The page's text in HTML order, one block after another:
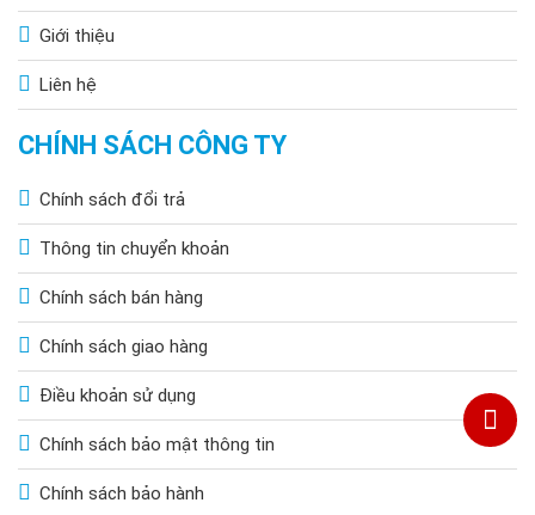
Giới thiệu
Liên hệ
CHÍNH SÁCH CÔNG TY
Chính sách đổi trả
Thông tin chuyển khoản
Chính sách bán hàng
Chính sách giao hàng
Điều khoản sử dụng
Chính sách bảo mật thông tin
Chính sách bảo hành